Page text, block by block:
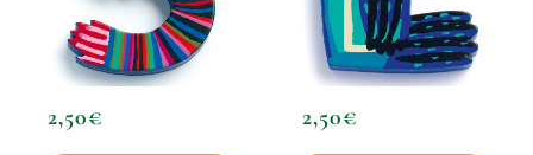
2,50€ 2,50€